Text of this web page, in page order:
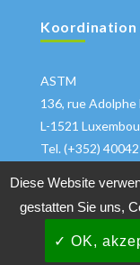
Koordination
ASTM
136, rue Adolphe
L-1521
Tel. (+352)
Copyrights
Diese Website
gestatten Sie uns,
✓ OK,